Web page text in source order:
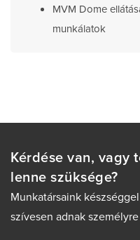
MVM Dome
munkálatok
Kérdése van, vagy
lenne szüksége?
Munkatársaink
szívesen adnak